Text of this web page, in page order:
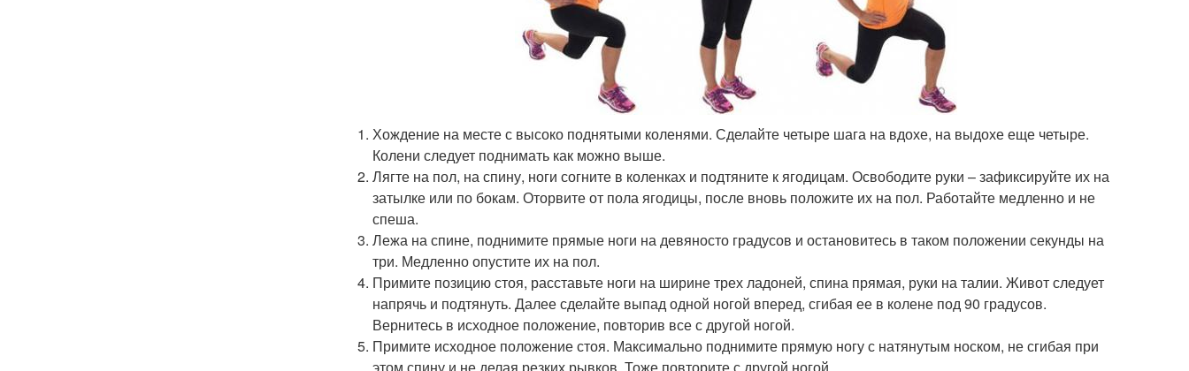
Хождение на месте с высоко поднятыми коленями. Сделайте четыре шага на вдохе, на выдохе еще четыре.
Колени следует поднимать как можно выше.
Лягте на пол, на спину, ноги согните в коленках и подтяните к ягодицам. Освободите руки – зафиксируйте их на
затылке или по бокам. Оторвите от пола ягодицы, после вновь положите их на пол. Работайте медленно и не
спеша.
Лежа на спине, поднимите прямые ноги на девяносто градусов и остановитесь в таком положении секунды на
три. Медленно опустите их на пол.
Примите позицию стоя, расставьте ноги на ширине трех ладоней, спина прямая, руки на талии. Живот следует
напрячь и подтянуть. Далее сделайте выпад одной ногой вперед, сгибая ее в колене под 90 градусов.
Вернитесь в исходное положение, повторив все с другой ногой.
Примите исходное положение стоя. Максимально поднимите прямую ногу с натянутым носком, не сгибая при